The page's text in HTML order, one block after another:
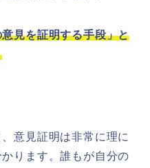
見を証明する手段」と
意見証明は非常に理に
ります。誰もが自分の